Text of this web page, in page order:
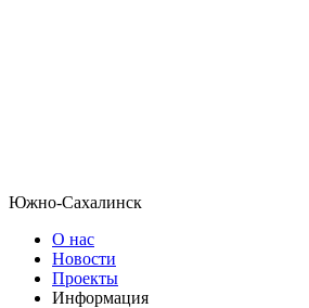
Южно-Сахалинск
О нас
Новости
Проекты
Информация